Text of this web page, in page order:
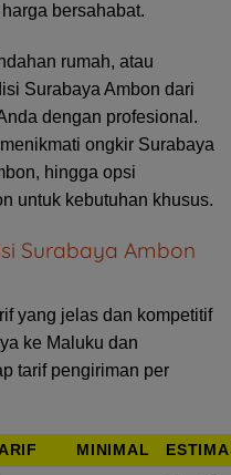
bersahabat.
rumah, atau
Surabaya Ambon dari
dengan profesional.
ongkir Surabaya
hingga opsi
untuk kebutuhan khusus.
Surabaya Ambon
yang jelas dan kompetitif
ke Maluku dan
tarif pengiriman per
MINIMAL